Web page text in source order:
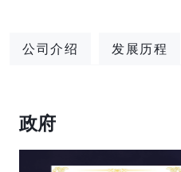
公司介绍 发展历程
政府